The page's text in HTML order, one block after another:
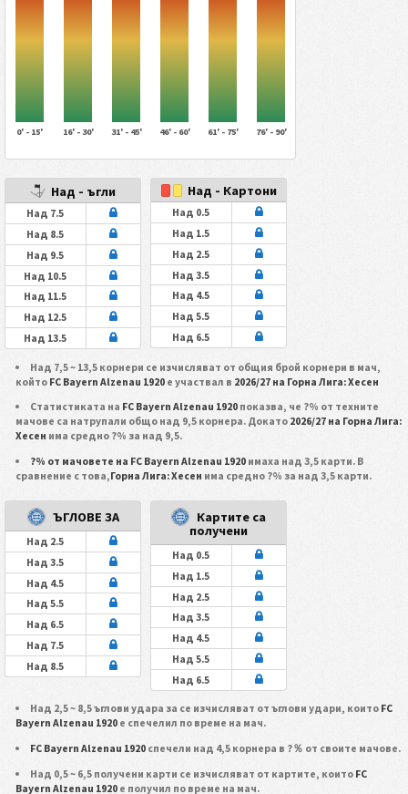
0' - 15' 16' - 30' 31' - 45' 46' - 60' 61' - 75' 76' - 90'
Над - ъгли
Над 7.5
Над 8.5
Над 9.5
Над 10.5
Над 11.5
Над 12.5
Над 13.5
Над - Картони
Над 0.5
Над 1.5
Над 2.5
Над 3.5
Над 4.5
Над 5.5
Над 6.5
Над 7,5 ~ 13,5 корнери се изчисляват от общия брой корнери в мач,
който FC Bayern Alzenau 1920е участвал в 2026/27 на Горна Лига: Хесен
Статистиката на FC Bayern Alzenau 1920 показва, че ?% от техните
мачове са натрупали общо над 9,5 корнера. Докато 2026/27 на Горна Лига:
Хесен има средно ?% за над 9,5.
?% от мачовете на FC Bayern Alzenau 1920 имаха над 3,5 карти. В
сравнение с това, Горна Лига: Хесен има средно ?% за над 3,5 карти.
ЪГЛОВЕ ЗА
Над 2.5
Над 3.5
Над 4.5
Над 5.5
Над 6.5
Над 7.5
Над 8.5
Картите са
получени
Над 0.5
Над 1.5
Над 2.5
Над 3.5
Над 4.5
Над 5.5
Над 6.5
Над 2,5 ~ 8,5 ъглови удара за се изчисляват от ъглови удари, които FC
Bayern Alzenau 1920е спечелил по време на мач.
FC Bayern Alzenau 1920 спечели над 4,5 корнера в ?％ от своите мачове.
Над 0,5 ~ 6,5 получени карти се изчисляват от картите, които FC
Bayern Alzenau 1920е получил по време на мач.